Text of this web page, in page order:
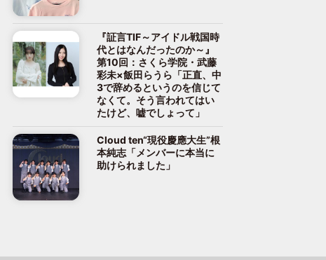
『証言TIF～アイドル戦国時
代とはなんだったのか～』
第10回：さくら学院・武藤
彩未×飯田らうら「正直、中
3で辞めるというのを信じて
なくて。そう言われてはい
たけど、嘘でしょって」
Cloud ten“現役慶應大生”根
本純志「メンバーに本当に
助けられました」